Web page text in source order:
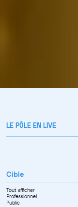
LE PÔLE EN LIVE
Cible
Tout afficher
Professionnel
Public